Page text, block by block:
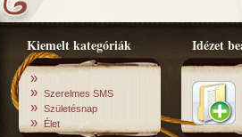
Kiemelt kategóriák
»
» Szerelmes SMS
» Születésnap
» Élet
Idézet